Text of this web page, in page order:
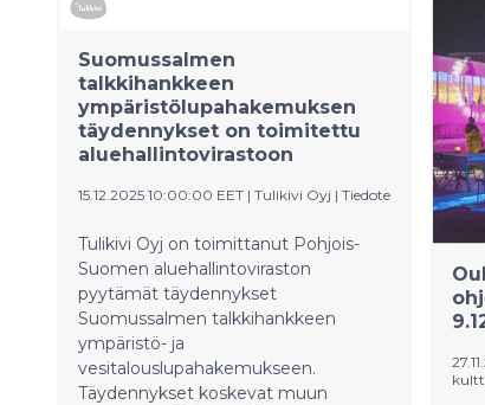
puolilta Suomea. Greenpeace,
tulevaisuutta -kampanja vetoavat
metsäyhtiöihin: luonnonmetsät on
jätettävä rauhaan.
Suomussalmen
talkkihankkeen
ympäristölupahakemuksen
täydennykset on toimitettu
aluehallintovirastoon
15.12.2025 10:00:00 EET | Tulikivi Oyj | Tiedote
Tulikivi Oyj on toimittanut Pohjois-
Suomen aluehallintoviraston
pyytämät täydennykset
Suomussalmen talkkihankkeen
ympäristö- ja
vesitalouslupahakemukseen.
Täydennykset koskevat muun